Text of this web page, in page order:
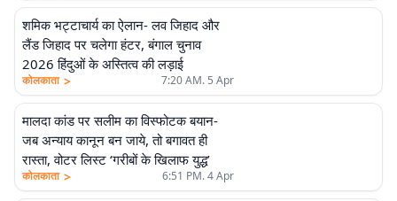
शमिक भट्टाचार्य का ऐलान- लव जिहाद और
लैंड जिहाद पर चलेगा हंटर, बंगाल चुनाव
2026 हिंदुओं के अस्तित्व की लड़ाई
कोलकाता > 7:20 AM. 5 Apr
मालदा कांड पर सलीम का विस्फोटक बयान-
जब अन्याय कानून बन जाये, तो बगावत ही
रास्ता, वोटर लिस्ट ‘गरीबों के खिलाफ युद्ध’
कोलकाता > 6:51 PM. 4 Apr